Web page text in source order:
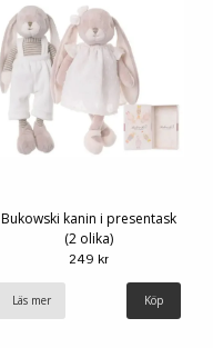
Bukowski kanin i presentask
(2 olika)
249 kr
Läs mer Köp